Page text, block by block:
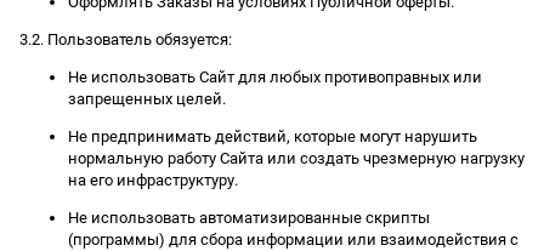
3.2. Пользователь обязуется:
Не использовать Сайт для любых противоправных или
запрещенных целей.
Не предпринимать действий, которые могут нарушить
нормальную работу Сайта или создать чрезмерную нагрузку
на его инфраструктуру.
Не использовать автоматизированные скрипты
(программы) для сбора информации или взаимодействия с